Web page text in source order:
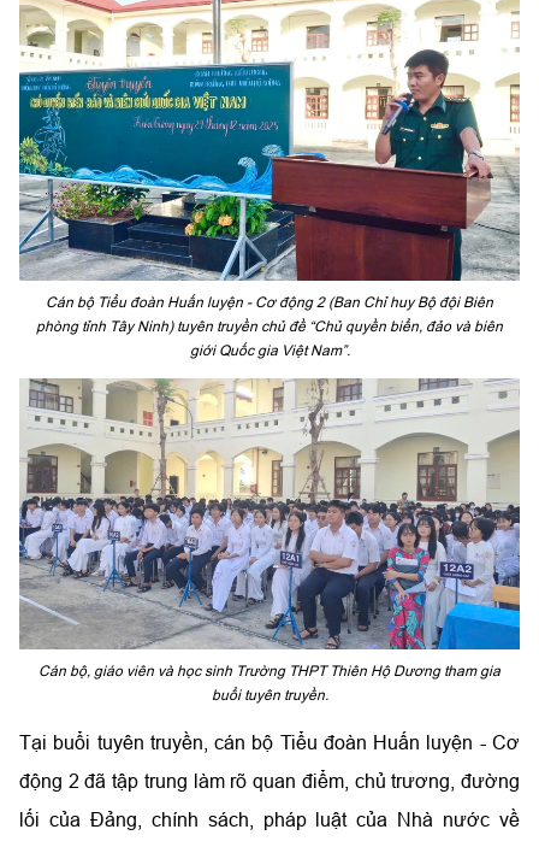
Cán bộ Tiểu đoàn Huấn luyện - Cơ động 2 (Ban Chỉ huy Bộ đội Biên
phòng tỉnh Tây Ninh) tuyên truyền chủ đề “Chủ quyền biển, đảo và biên
giới Quốc gia Việt Nam”.
Cán bộ, giáo viên và học sinh Trường THPT Thiên Hộ Dương tham gia
buổi tuyên truyền.
Tại buổi tuyên truyền, cán bộ Tiểu đoàn Huấn luyện - Cơ
động 2 đã tập trung làm rõ quan điểm, chủ trương, đường
lối của Đảng, chính sách, pháp luật của Nhà nước về